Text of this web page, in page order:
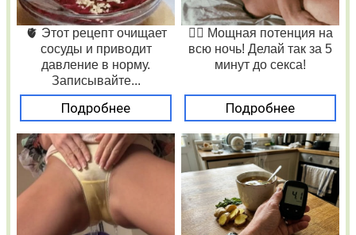
🫀 Этот рецепт очищает
сосуды и приводит
давление в норму.
Записывайте...
Подробнее
❤️‍🔥 Мощная потенция на
всю ночь! Делай так за 5
минут до секса!
Подробнее